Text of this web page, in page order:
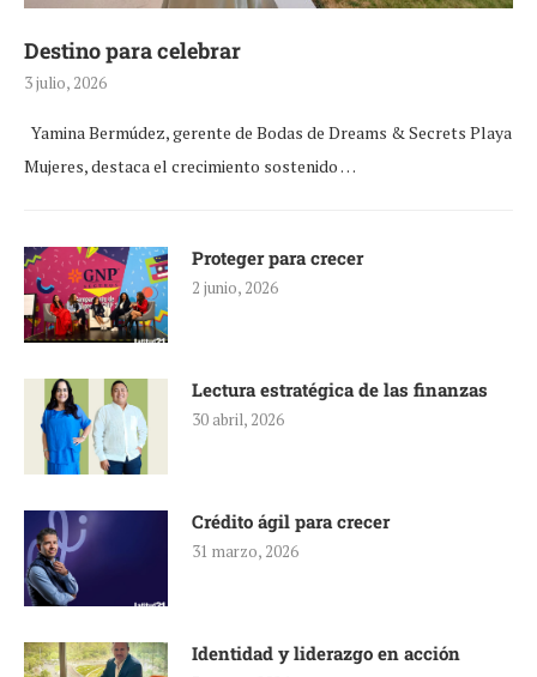
Destino para celebrar
3 julio, 2026
Yamina Bermúdez, gerente de Bodas de Dreams & Secrets Playa
Mujeres, destaca el crecimiento sostenido …
Proteger para crecer
2 junio, 2026
Lectura estratégica de las finanzas
30 abril, 2026
Crédito ágil para crecer
31 marzo, 2026
Identidad y liderazgo en acción